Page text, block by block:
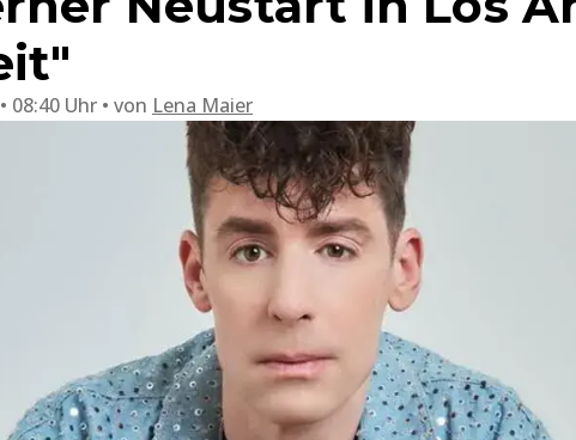
08:40 Uhr von Lena Maier